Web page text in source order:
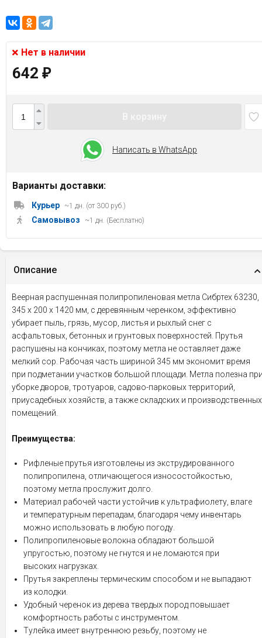
Нет в наличии
642 ₽
Написать в WhatsApp
Варианты доставки:
Курьер ~1 дн. (от 300 руб.)
Самовывоз ~1 дн. (Бесплатно)
Описание
Веерная распушенная полипропиленовая метла Сибртех 63230,
345 х 200 х 1420 мм, с деревянным черенком, эффективно
убирает пыль, грязь, мусор, листья и рыхлый снег с
асфальтовых, бетонных и грунтовых поверхностей. Прутья
распушены на кончиках, поэтому метла не оставляет даже
мелкий сор. Рабочая часть шириной 345 мм экономит время
при подметании участков большой площади. Метла полезна
уборке дворов, тротуаров, садово-парковых территорий,
приусадебных хозяйств, а также складских и производственных
помещений.
Преимущества:
Рифленые прутья изготовлены из экструдированного
полипропилена, отличающегося износостойкостью,
поэтому метла прослужит долго.
Материал рабочей части устойчив к ультрафиолету, влаге
и температурным перепадам, благодаря чему инвентарь
можно использовать в любую погоду.
Полипропиленовые волокна обладают большой
упругостью, поэтому не гнутся и не ломаются при
высоких нагрузках.
Прутья закреплены термическим способом и не выпадают
из колодки.
Удобный черенок из дерева твердых пород повышает
комфортность работы с инструментом.
Тулейка имеет внутреннюю резьбу, поэтому не